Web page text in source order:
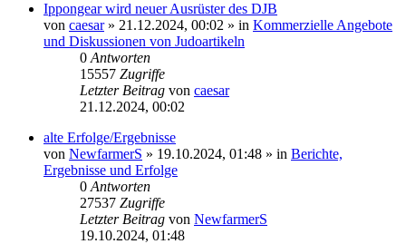
Ippongear wird neuer Ausrüster des DJB
von caesar» 21.12.2024, 00:02 » in Kommerzielle Angebote
und Diskussionen von Judoartikeln
0 Antworten
15557 Zugriffe
Letzter Beitrag von caesar
21.12.2024, 00:02
alte Erfolge/Ergebnisse
von NewfarmerS » 19.10.2024, 01:48 » in Berichte,
Ergebnisse und Erfolge
0 Antworten
27537 Zugriffe
Letzter Beitrag von NewfarmerS
19.10.2024, 01:48